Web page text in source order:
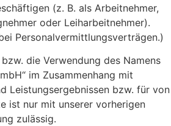
(z. B. als Arbeitnehmer,
oder Leih­arbeitnehmer).
Personalvermittlungs­verträgen.)
die Verwendung des Namens
im Zusammenhang mit
Leistungsergeb­nissen bzw. für von
ist nur mit unserer vorherigen
zulässig.